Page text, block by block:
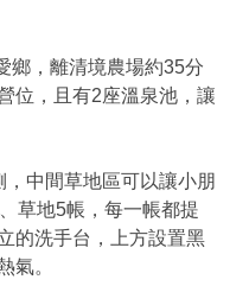
鄉，離清境農場約35分
位，且有2座溫泉池，讓
中間草地區可以讓小朋
草地5帳，每一帳都提
的洗手台，上方設置黑
氣。